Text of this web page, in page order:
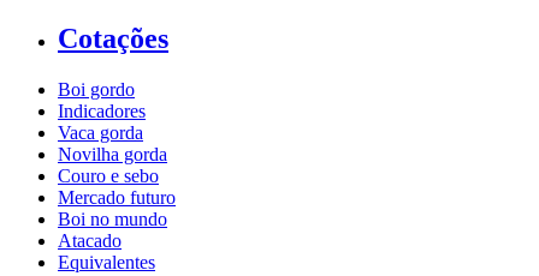
Cotações
Boi gordo
Indicadores
Vaca gorda
Novilha gorda
Couro e sebo
Mercado futuro
Boi no mundo
Atacado
Equivalentes